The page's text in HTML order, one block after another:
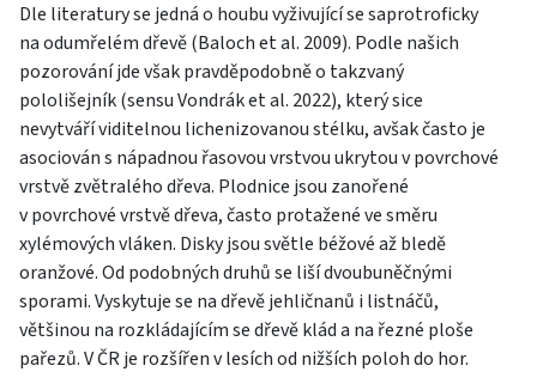
Dle literatury se jedná o houbu vyživující se saprotroficky
na odumřelém dřevě (Baloch et al. 2009). Podle našich
pozorování jde však pravděpodobně o takzvaný
pololišejník (sensu Vondrák et al. 2022), který sice
nevytváří viditelnou lichenizovanou stélku, avšak často je
asociován s nápadnou řasovou vrstvou ukrytou v povrchové
vrstvě zvětralého dřeva. Plodnice jsou zanořené
v povrchové vrstvě dřeva, často protažené ve směru
xylémových vláken. Disky jsou světle béžové až bledě
oranžové. Od podobných druhů se liší dvoubuněčnými
sporami. Vyskytuje se na dřevě jehličnanů i listnáčů,
většinou na rozkládajícím se dřevě klád a na řezné ploše
pařezů. V ČR je rozšířen v lesích od nižších poloh do hor.